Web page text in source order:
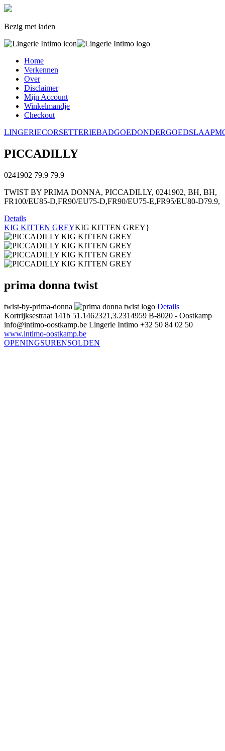
Bezig met laden
Home
Verkennen
Over
Disclaimer
Mijn Account
Winkelmandje
Checkout
LINGERIECORSETTERIEBADGOEDONDERGOED
PICCADILLY
0241902 79.9 79.9
TWIST BY PRIMA DONNA, PICCADILLY, 0241902, BH, BH,
FR100/EU85-D,FR90/EU75-D,FR90/EU75-E,FR95/EU80-D79.9,
Details
KIG KITTEN GREYKIG KITTEN GREY}
prima donna twist
twist-by-prima-donna
Details
Kortrijksestraat 141b 51.1462321,3.2314959 B-8020 - Oostkamp
info@intimo-oostkamp.be Lingerie Intimo +32 50 84 02 50
www.intimo-oostkamp.be
OPENINGSURENSOLDEN